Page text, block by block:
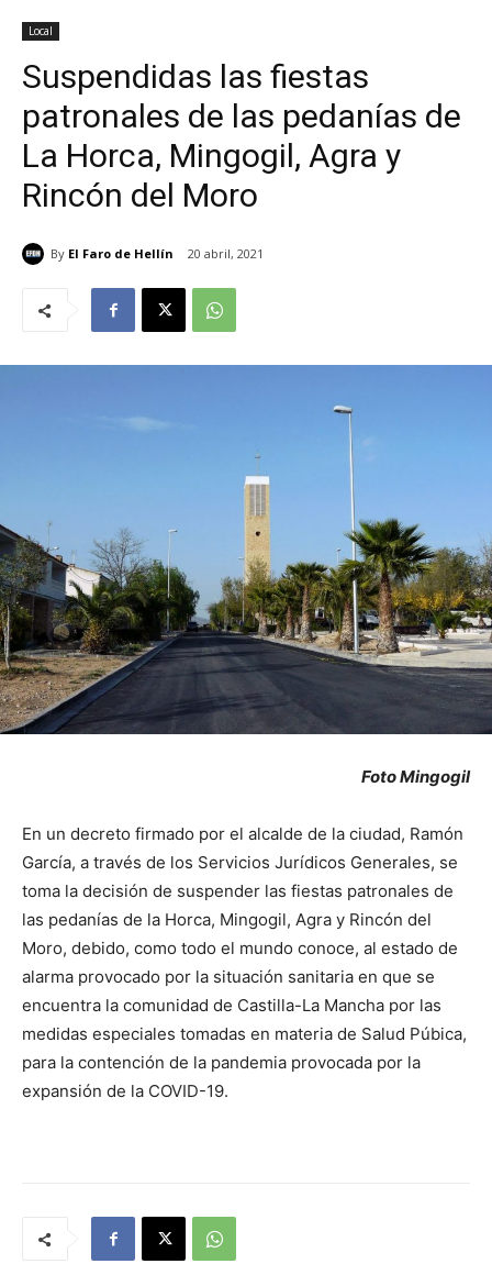
Local
Suspendidas las fiestas
patronales de las pedanías de
La Horca, Mingogil, Agra y
Rincón del Moro
By El Faro de Hellín 20 abril, 2021
Foto Mingogil
En un decreto firmado por el alcalde de la ciudad, Ramón
García, a través de los Servicios Jurídicos Generales, se
toma la decisión de suspender las fiestas patronales de
las pedanías de la Horca, Mingogil, Agra y Rincón del
Moro, debido, como todo el mundo conoce, al estado de
alarma provocado por la situación sanitaria en que se
encuentra la comunidad de Castilla-La Mancha por las
medidas especiales tomadas en materia de Salud Púbica,
para la contención de la pandemia provocada por la
expansión de la COVID-19.